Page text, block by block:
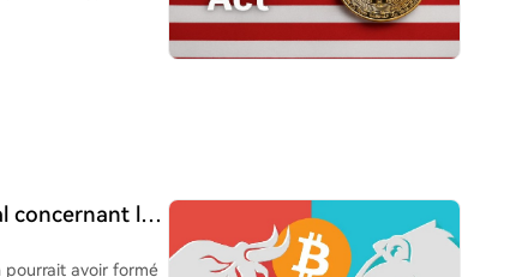
cette
en septembre.
concernant le
pourrait avoir formé